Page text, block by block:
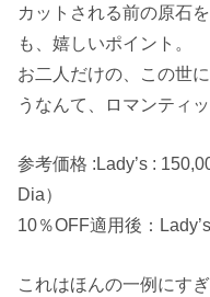
カットされる前の原石
も、嬉しいポイント。
お二人だけの、この世
うなんて、ロマンティ
参考価格 :Lady’s :
Dia）
10％OFF適用後：
これはほんの一例にすぎ